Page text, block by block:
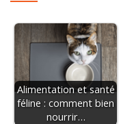
Alimentation et santé
féline : comment bien
nourrir…